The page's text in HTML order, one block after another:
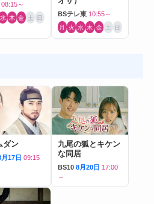
08:15～
水 木 金 土 日 BSテレ東 10:55～
月 火 水 木 金 土 日
ダン
月17日 09:15
九尾の狐とキケン
な同居
BS10 8月20日 17:00
～